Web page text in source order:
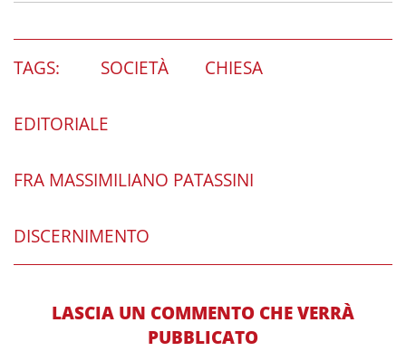
TAGS: SOCIETÀ CHIESA
EDITORIALE
FRA MASSIMILIANO PATASSINI
DISCERNIMENTO
LASCIA UN COMMENTO CHE VERRÀ
PUBBLICATO